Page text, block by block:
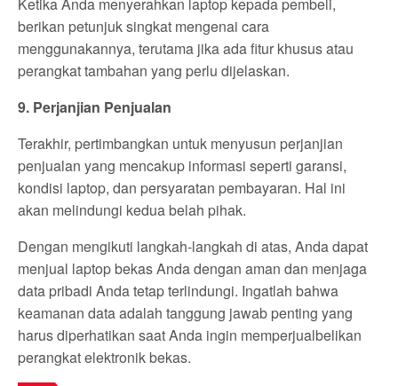
berikan petunjuk singkat mengenai cara
menggunakannya, terutama jika ada fitur khusus atau
perangkat tambahan yang perlu dijelaskan.
9. Perjanjian Penjualan
Terakhir, pertimbangkan untuk menyusun perjanjian
penjualan yang mencakup informasi seperti garansi,
kondisi laptop, dan persyaratan pembayaran. Hal ini
akan melindungi kedua belah pihak.
Dengan mengikuti langkah-langkah di atas, Anda dapat
menjual laptop bekas Anda dengan aman dan menjaga
data pribadi Anda tetap terlindungi. Ingatlah bahwa
keamanan data adalah tanggung jawab penting yang
harus diperhatikan saat Anda ingin memperjualbelikan
perangkat elektronik bekas.